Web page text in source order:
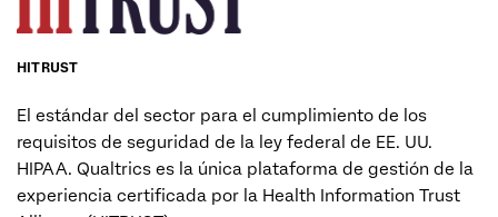
HITRUST
El estándar del sector para el cumplimiento de los
requisitos de seguridad de la ley federal de EE. UU.
HIPAA. Qualtrics es la única plataforma de gestión de la
experiencia certificada por la Health Information Trust